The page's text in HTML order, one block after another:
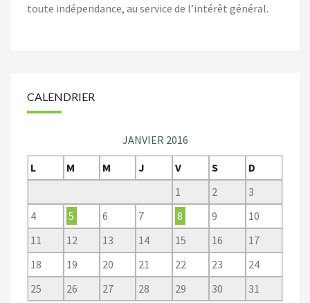
toute indépendance, au service de l’intérêt général.
CALENDRIER
JANVIER 2016
L
M M J V S
D
1
2
3
4
5 6 7 8 9
10
11
12 13 14 15 16
17
18
19 20 21 22 23
24
25
26 27 28 29 30
31